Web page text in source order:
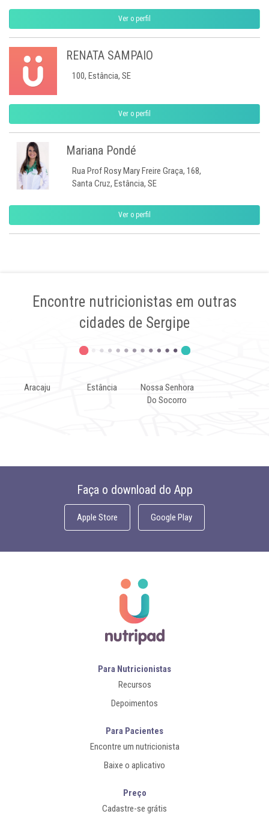
Ver o perfil
RENATA SAMPAIO
100, Estância, SE
Ver o perfil
Mariana Pondé
Rua Prof Rosy Mary Freire Graça, 168,
Santa Cruz, Estância, SE
Ver o perfil
Encontre nutricionistas em outras
cidades de Sergipe
Aracaju Estância
Nossa Senhora
Do Socorro
Faça o download do App
Apple Store Google Play
Para Nutricionistas
Recursos
Depoimentos
Para Pacientes
Encontre um nutricionista
Baixe o aplicativo
Preço
Cadastre-se grátis